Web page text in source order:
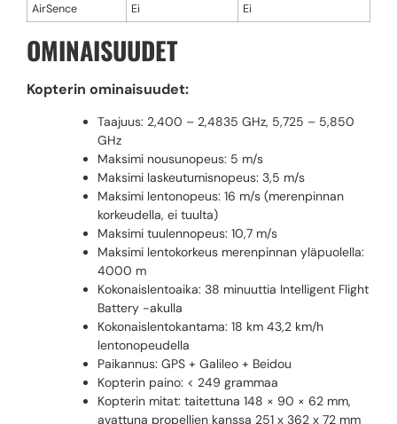
AirSence
Ei Ei
OMINAISUUDET
Kopterin ominaisuudet:
Taajuus: 2,400 – 2,4835 GHz, 5,725 – 5,850
GHz
Maksimi nousunopeus: 5 m/s
Maksimi laskeutumisnopeus: 3,5 m/s
Maksimi lentonopeus: 16 m/s (merenpinnan
korkeudella, ei tuulta)
Maksimi tuulennopeus: 10,7 m/s
Maksimi lentokorkeus merenpinnan yläpuolella:
4000 m
Kokonaislentoaika: 38 minuuttia Intelligent Flight
Battery -akulla
Kokonaislentokantama: 18 km 43,2 km/h
lentonopeudella
Paikannus: GPS + Galileo + Beidou
Kopterin paino: < 249 grammaa
Kopterin mitat: taitettuna 148 × 90 × 62 mm,
avattuna propellien kanssa 251 x 362 x 72 mm